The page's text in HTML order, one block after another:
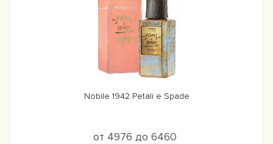
Nobile 1942 Petali e Spade
от 4976 до 6460